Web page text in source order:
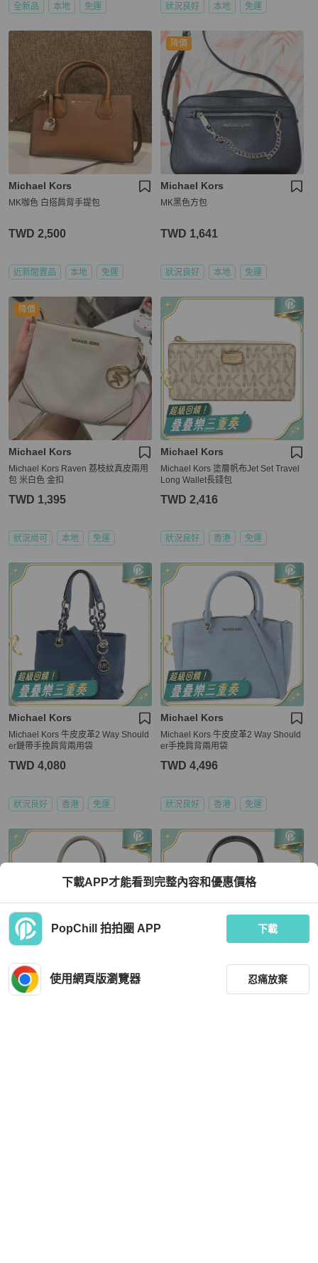
全新品 本地 免運 狀況良好 本地 免運
Michael Kors
MK咖色 白搭肩背手提包
TWD 2,500
近新閒置品 本地 免運
降價
Michael Kors
MK黑色方包
TWD 1,641
狀況良好 本地 免運
降價
Michael Kors
Michael Kors Raven 荔枝紋真皮兩用
包 米白色 金扣
TWD 1,395
狀況尚可 本地 免運
Michael Kors
Michael Kors 塗層帆布Jet Set Travel
Long Wallet長錢包
TWD 2,416
狀況良好 香港 免運
Michael Kors
Michael Kors 牛皮皮革2 Way Should
er鏈帶手挽肩背兩用袋
TWD 4,080
狀況良好 香港 免運
Michael Kors
Michael Kors 牛皮皮革2 Way Should
er手挽肩背兩用袋
TWD 4,496
狀況良好 香港 免運
Michael Kors
下載APP才能看到完整內容和優惠價格
PopChill 拍拍圈 APP 下載
使用網頁版瀏覽器 忍痛放棄